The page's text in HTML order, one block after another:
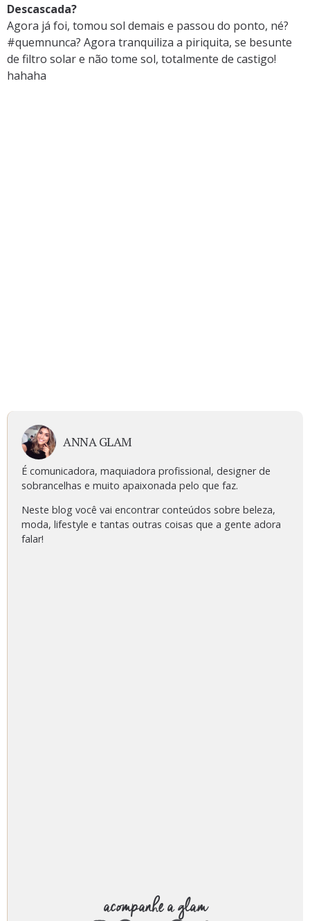
Descascada?
Agora já foi, tomou sol demais e passou do ponto, né?
#quemnunca? Agora tranquiliza a piriquita, se besunte
de filtro solar e não tome sol, totalmente de castigo!
hahaha
ANNA GLAM
É comunicadora, maquiadora profissional, designer de
sobrancelhas e muito apaixonada pelo que faz.
Neste blog você vai encontrar conteúdos sobre beleza,
moda, lifestyle e tantas outras coisas que a gente adora
falar!
acompanhe a glam